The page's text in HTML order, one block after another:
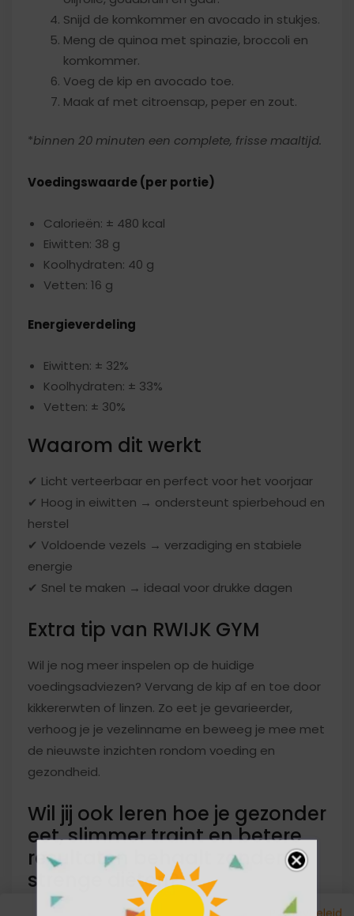
Snijd de komkommer en avocado in stukjes.
Meng de quinoa met spinazie, broccoli en
komkommer.
Voeg de kip en avocado toe.
Maak af met citroensap, peper en zout.
*binnen 20 minuten een complete, frisse maaltijd.
Voedingswaarde (per portie)
Calorieën: ± 480 kcal
Eiwitten: 38 g
Koolhydraten: 40 g
Vetten: 16 g
Energieverdeling
Eiwitten: ± 32%
Koolhydraten: ± 33%
Vetten: ± 30%
Waarom dit werkt
✔ Licht verteerbaar en perfect voor het voorjaar
✔ Hoog in eiwitten → ondersteunt spierbehoud en
herstel
✔ Voldoende vezels → verzadiging en stabiele
energie
✔ Snel te maken → ideaal voor drukke dagen
Extra tip van RWIJK GYM
Wil je nog meer inspelen op de huidige
voedingsadviezen? Vervang de kip af en toe door
kikkererwten of linzen. Zo eet je gevarieerder,
verhoog je je vezelinname en beweeg je mee met
de nieuwste inzichten rondom voeding en
gezondheid.
Wil jij ook leren hoe je gezonder
eet, slimmer traint en betere
resultaten behaalt zonder
strenge diëten?